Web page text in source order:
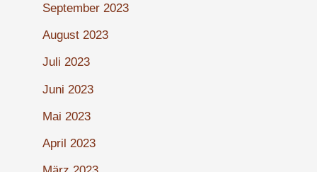
September 2023
August 2023
Juli 2023
Juni 2023
Mai 2023
April 2023